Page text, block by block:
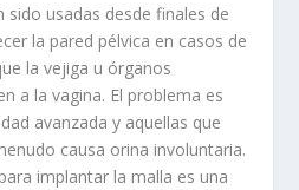
sido usadas desde finales de
la pared pélvica en casos de
la vejiga u órganos
a la vagina. El problema es
avanzada y aquellas que
causa orina involuntaria.
implantar la malla es una